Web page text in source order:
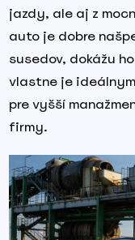
jazdy, ale aj z
auto je dobre
susedov, dokážu
vlastne je
pre vyšší
firmy.